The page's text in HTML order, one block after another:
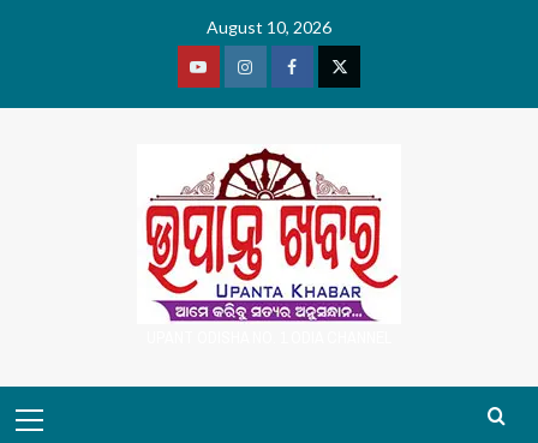
August 10, 2026
YoutubeVimeoFacebookTwitter
Menu